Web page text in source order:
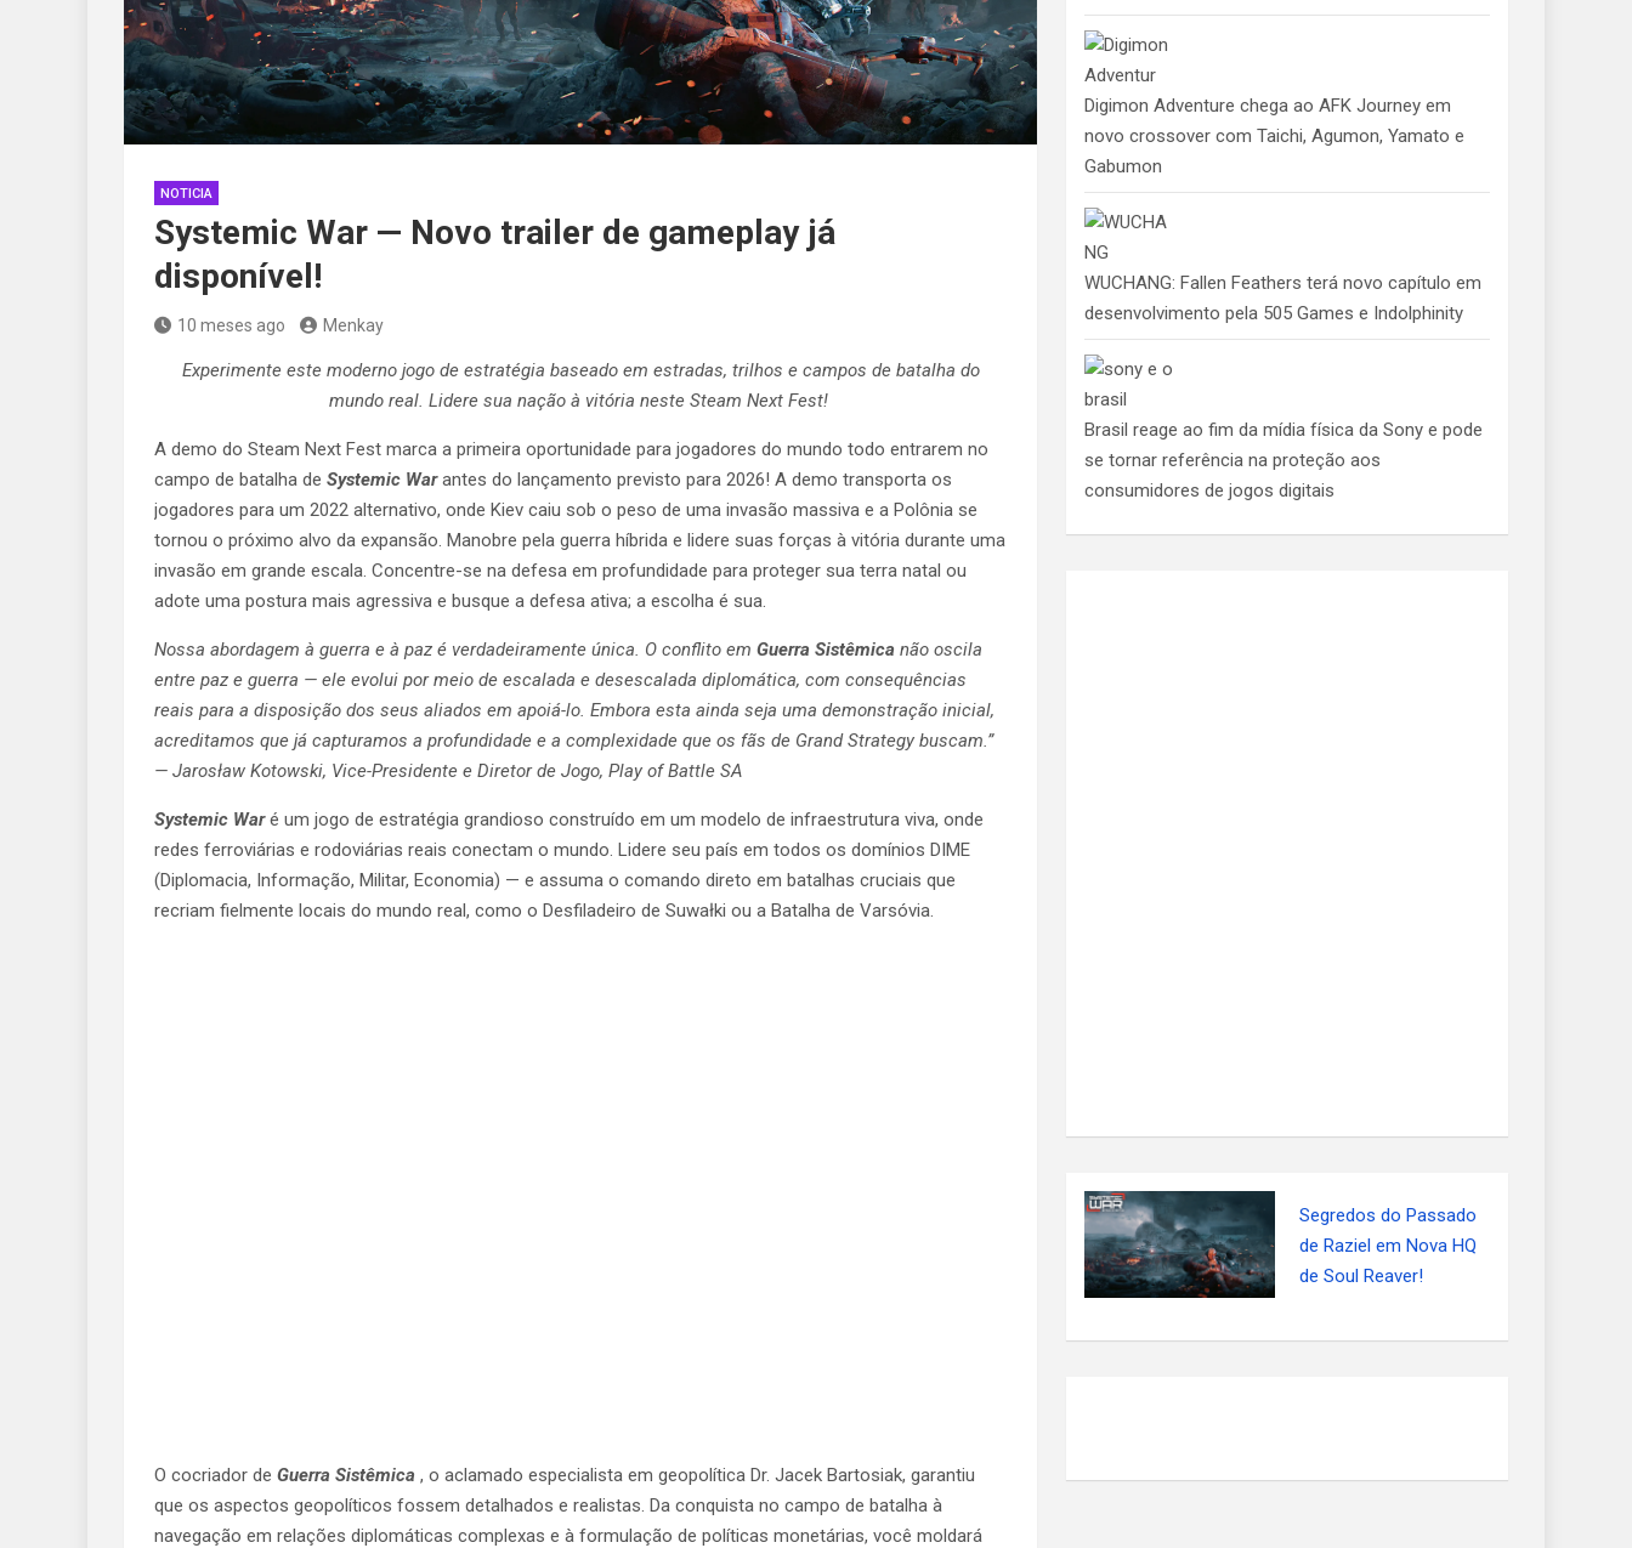
NOTICIA
Systemic War — Novo trailer de gameplay já
disponível!
10 meses ago Menkay
Experimente este moderno jogo de estratégia baseado em estradas, trilhos e campos de batalha do
mundo real. Lidere sua nação à vitória neste Steam Next Fest!
A demo do Steam Next Fest marca a primeira oportunidade para jogadores do mundo todo entrarem no
campo de batalha de Systemic Warantes do lançamento previsto para 2026! A demo transporta os
jogadores para um 2022 alternativo, onde Kiev caiu sob o peso de uma invasão massiva e a Polônia se
tornou o próximo alvo da expansão. Manobre pela guerra híbrida e lidere suas forças à vitória durante uma
invasão em grande escala. Concentre-se na defesa em profundidade para proteger sua terra natal ou
adote uma postura mais agressiva e busque a defesa ativa; a escolha é sua.
Nossa abordagem à guerra e à paz é verdadeiramente única. O conflito em Guerra Sistêmica não oscila
entre paz e guerra — ele evolui por meio de escalada e desescalada diplomática, com consequências
reais para a disposição dos seus aliados em apoiá-lo. Embora esta ainda seja uma demonstração inicial,
acreditamos que já capturamos a profundidade e a complexidade que os fãs de Grand Strategy buscam.”
— Jarosław Kotowski, Vice-Presidente e Diretor de Jogo, Play of Battle SA
Systemic Waré um jogo de estratégia grandioso construído em um modelo de infraestrutura viva, onde
redes ferroviárias e rodoviárias reais conectam o mundo. Lidere seu país em todos os domínios DIME
(Diplomacia, Informação, Militar, Economia) — e assuma o comando direto em batalhas cruciais que
recriam fielmente locais do mundo real, como o Desfiladeiro de Suwałki ou a Batalha de Varsóvia.
O cocriador de Guerra Sistêmica , o aclamado especialista em geopolítica Dr. Jacek Bartosiak, garantiu
que os aspectos geopolíticos fossem detalhados e realistas. Da conquista no campo de batalha à
navegação em relações diplomáticas complexas e à formulação de políticas monetárias, você moldará
Digimon Adventure chega ao AFK Journey em
novo crossover com Taichi, Agumon, Yamato e
Gabumon
WUCHANG: Fallen Feathers terá novo capítulo em
desenvolvimento pela 505 Games e Indolphinity
Brasil reage ao fim da mídia física da Sony e pode
se tornar referência na proteção aos
consumidores de jogos digitais
Segredos do Passado
de Raziel em Nova HQ
de Soul Reaver!